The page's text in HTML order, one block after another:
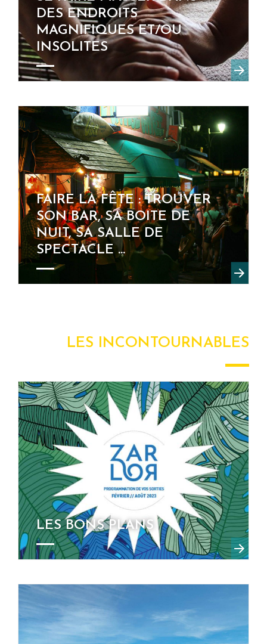
DES ENDROITS
MAGNIFIQUES ET/OU
INSOLITES
FAIRE LA FÊTE : TROUVER
SON BAR, SA BOITE DE
NUIT, SA SALLE DE
SPECTACLE ...
LES INCONTOURNABLES
LES BONS PLANS